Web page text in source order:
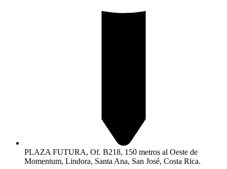
PLAZA FUTURA, Of. B218, 150 metros al Oeste de
Momentum, Lindora, Santa Ana, San José, Costa Rica.